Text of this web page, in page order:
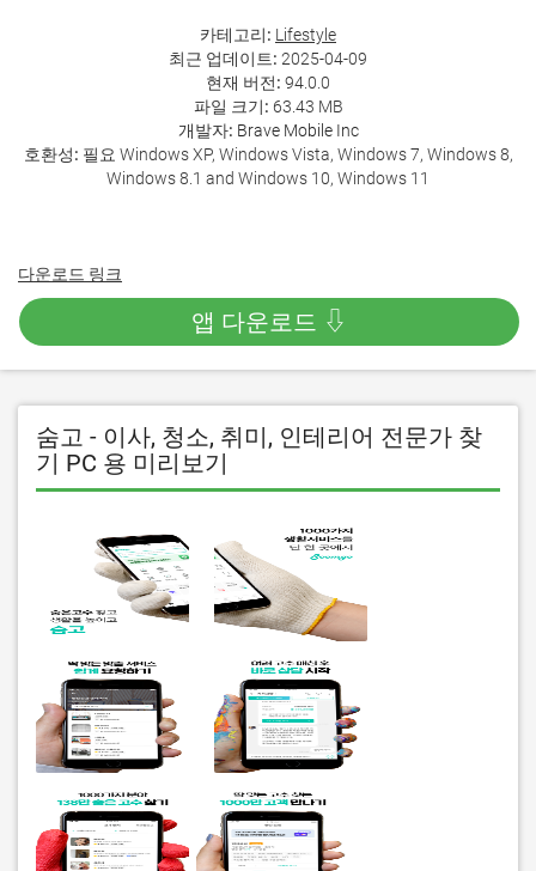
카테고리: Lifestyle
최근 업데이트: 2025-04-09
현재 버전: 94.0.0
파일 크기: 63.43 MB
개발자: Brave Mobile Inc
호환성: 필요 Windows XP, Windows Vista, Windows 7, Windows 8,
Windows 8.1 and Windows 10, Windows 11
다운로드 링크
앱 다운로드 ⇩
숨고 - 이사, 청소, 취미, 인테리어 전문가 찾
기 PC 용 미리보기